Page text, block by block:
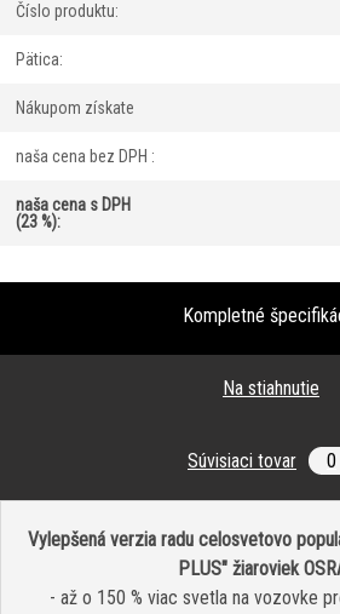
Číslo produktu:
Pätica:
Nákupom získate
naša cena bez DPH :
naša cena s DPH
(23 %):
Kompletné
Na stiahnutie
Súvisiaci tovar 0
Vylepšená verzia radu celosvetovo
PLUS" žiaroviek
- až o 150 % viac svetla na vozovke